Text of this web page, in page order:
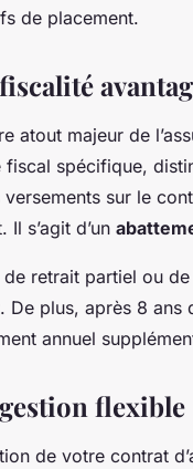
de placement.
atout majeur de
fiscal spécifique,
versements sur le
Il s’agit d’un
de retrait partiel ou de
De plus, après 8
annuel
flexible
de votre contrat